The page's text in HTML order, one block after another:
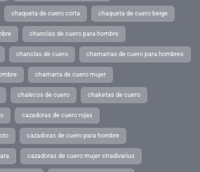
chaqueta de cuero corta chaqueta de cuero beige
chanclas de cuero para hombre
chanclas de cuero chamarras de cuero para hombres
chamarra de cuero mujer
chalecos de cuero chaketas de cuero
cazadoras de cuero rojas
cazadoras de cuero para hombre
cazadoras de cuero mujer stradivarius